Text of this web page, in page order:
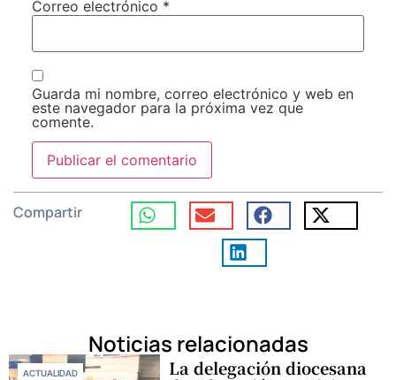
Correo electrónico *
Guarda mi nombre, correo electrónico y web en
este navegador para la próxima vez que
comente.
Compartir
Noticias relacionadas
ACTUALIDAD La delegación diocesana